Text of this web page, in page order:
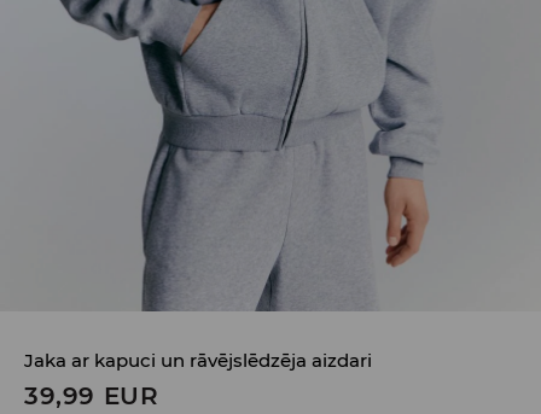
Jaka ar kapuci un rāvējslēdzēja aizdari
39,99 EUR